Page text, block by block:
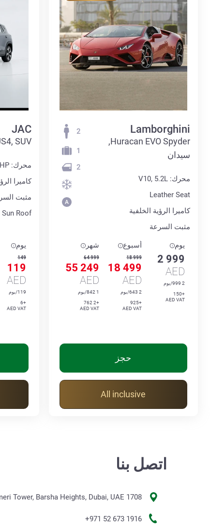
Lamborghini
Huracan EVO Spyder,
سيدان
محرك: V10, 5.2L
Leather Seat
كاميرا الرؤية الخلفية
مثبت السرعة
2
1
2
يوم
2 999
AED
2 999/يوم
+150
AED VAT
أسبوع
18 999
18 499
AED
2 643/يوم
+925
AED VAT
شهر
64 999
55 249
AED
1 842/يوم
+2 762
AED VAT
حجز
All inclusive
JAC
SUV
محرك: 1.4L 150 HP
كاميرا
مثبت
Sun Roof
يوم
149
119
AED
119/يوم
+6
AED VAT
اتصل بنا
1708 Al Ameri Tower, Barsha Heights, Dubai, UAE
+971 52 673 1916